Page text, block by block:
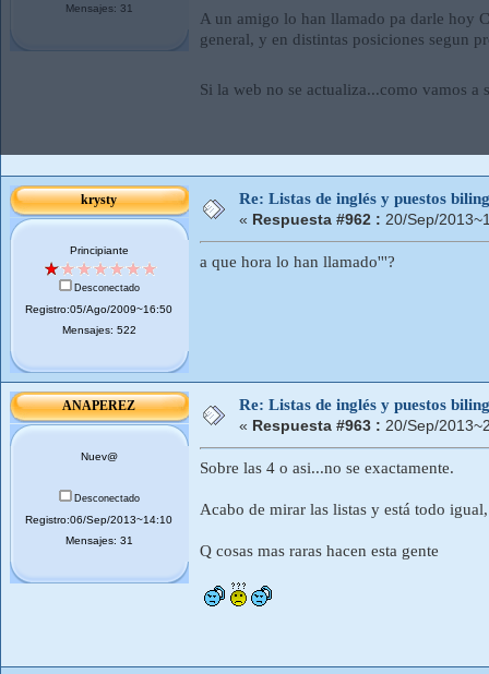
Mensajes: 31
A un amigo lo han llamado pa darle hoy
general, y en distintas posiciones segun
Si la web no se actualiza...como vamos a
krysty
Principiante
Desconectado
Registro:05/Ago/2009~16:50
Mensajes: 522
Re: Listas de inglés y puestos
« Respuesta #962 : 20/Sep/
a que hora lo han llamado'''?
ANAPEREZ
Nuev@
Desconectado
Registro:06/Sep/2013~14:10
Mensajes: 31
Re: Listas de inglés y puestos
« Respuesta #963 : 20/Sep/
Sobre las 4 o asi...no se exactamente.
Acabo de mirar las listas y está todo
Q cosas mas raras hacen esta gente